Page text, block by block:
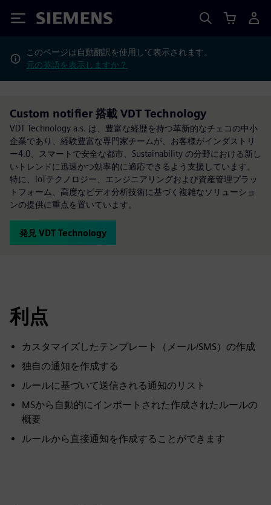
Siemens
このページは自動翻訳を使用して表示されます。
元の英語を表示しますか？
Custom notifier 搭載 VDT Technology
VDT Technology a.s. は、豊富な経歴を持つ革新的なチェコの中小
企業であり、経験豊富な専門家チームが、お客様がインダストリ
ー4.0、スマートで安全な都市、Sustainability の分野における新し
いトレンドに迅速かつ効率的に適応できるよう支援しています。
特に、IoTテクノロジー、エンジニアリングおよび資産管理プラッ
トフォーム、高度なビデオ分析技術に基づく複雑なソリューショ
ンの提供に重点を置いています。
発見 VDT Technology
利点
カスタマイズしたテンプレート（メール/SMS）の作成
独自の通知を作成する
ルールに基づいて送信される通知のリスト
MSから自動的にインポートされた作成されたルールの
概要
ルールから直接通知を作成することができます